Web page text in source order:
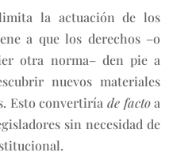
la actuación de los
a que los derechos –o
otra norma– den pie a
nuevos materiales
Esto convertiríade factoa
sin necesidad de